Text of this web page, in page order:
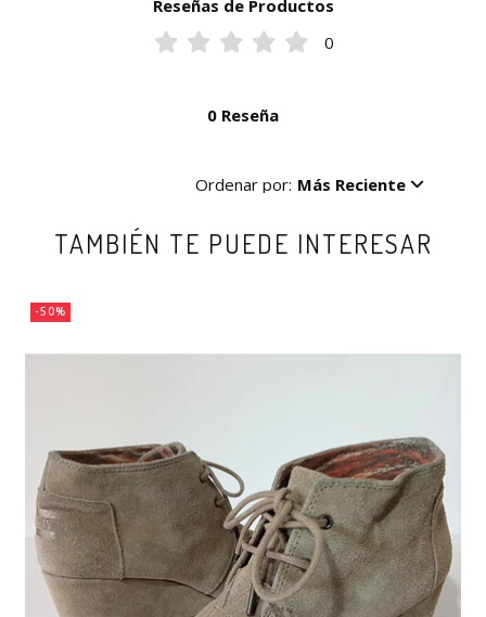
Reseñas de Productos
0
0 Reseña
Ordenar por: Más Reciente
TAMBIÉN TE PUEDE INTERESAR
-50%